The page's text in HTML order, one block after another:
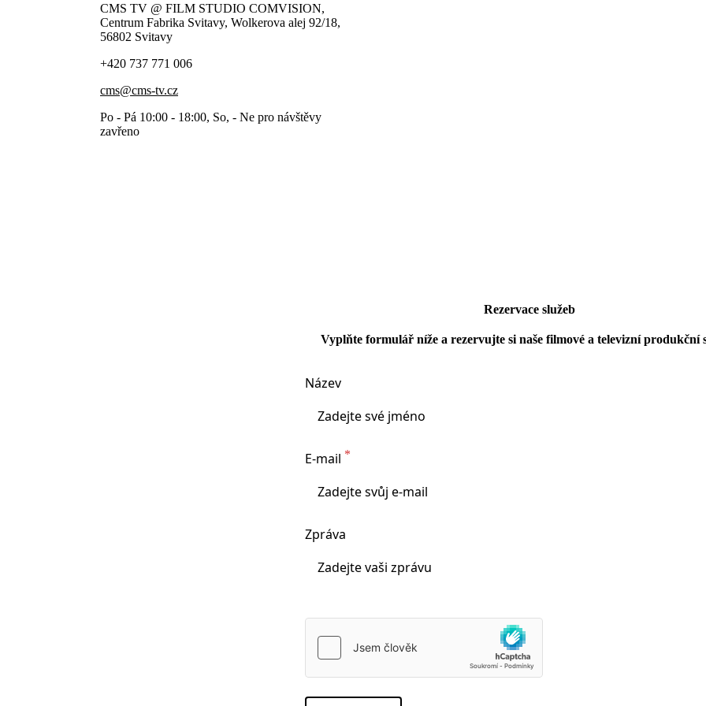
CMS TV @ FILM STUDIO COMVISION,
Centrum Fabrika Svitavy, Wolkerova alej 92/18,
56802 Svitavy
+420 737 771 006
cms@cms-tv.cz
Po - Pá 10:00 - 18:00, So, - Ne pro návštěvy
zavřeno
Rezervace služeb
Vyplňte formulář níže a rezervujte si naše filmové a televizní produkční
Název
E-mail
Zpráva